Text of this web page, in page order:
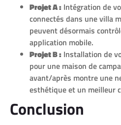
Projet A : Intégration de
connectés dans une villa
peuvent désormais
application mobile.
Projet B : Installation de
pour une maison de
avant/après montre une
esthétique et un meilleur
Conclusion